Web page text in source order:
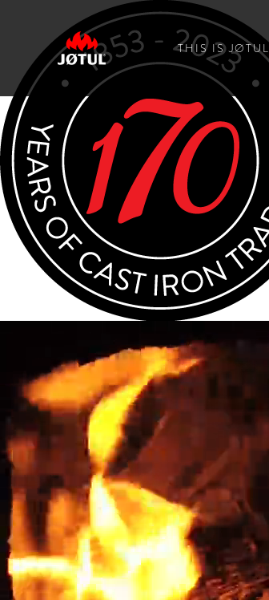
THIS IS JØTUL